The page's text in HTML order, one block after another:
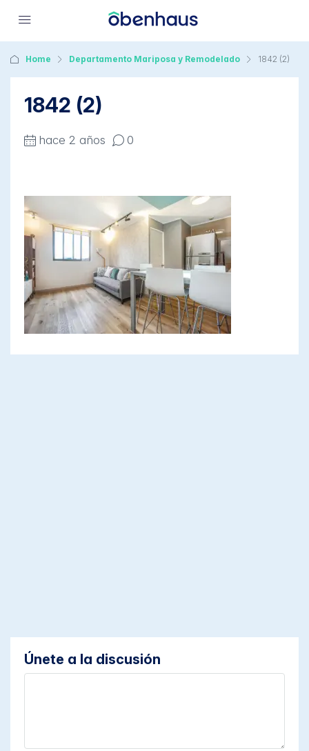
Home Departamento Mariposa y Remodelado 1842 (2)
1842 (2)
hace 2 años 0
Únete a la discusión